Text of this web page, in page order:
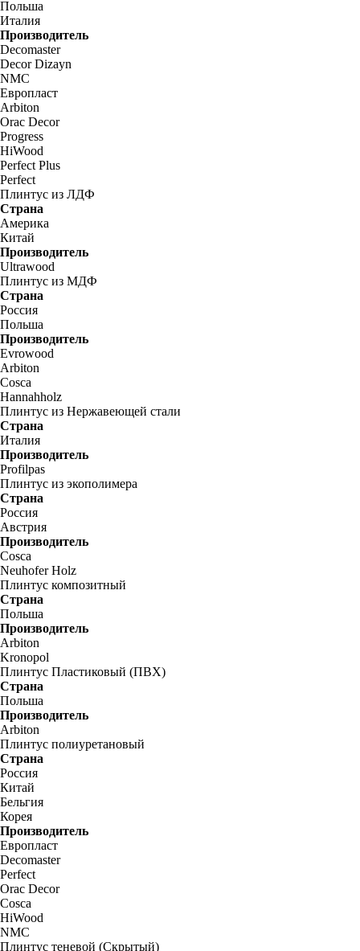
Польша
Италия
Производитель
Decomaster
Decor Dizayn
NMC
Европласт
Arbiton
Orac Decor
Progress
HiWood
Perfect Plus
Perfect
Плинтус из ЛДФ
Страна
Америка
Китай
Производитель
Ultrawood
Плинтус из МДФ
Страна
Россия
Польша
Производитель
Evrowood
Arbiton
Cosca
Hannahholz
Плинтус из Нержавеющей стали
Страна
Италия
Производитель
Profilpas
Плинтус из экополимера
Страна
Россия
Австрия
Производитель
Cosca
Neuhofer Holz
Плинтус композитный
Страна
Польша
Производитель
Arbiton
Kronopol
Плинтус Пластиковый (ПВХ)
Страна
Польша
Производитель
Arbiton
Плинтус полиуретановый
Страна
Россия
Китай
Бельгия
Корея
Производитель
Европласт
Decomaster
Perfect
Orac Decor
Cosca
HiWood
NMC
Плинтус теневой (Скрытый)